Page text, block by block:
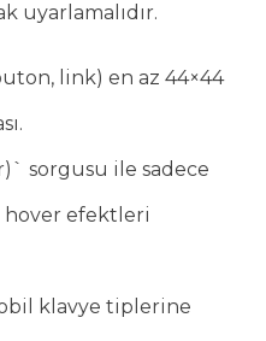
uyarlamalıdır.
link) en az 44×44
sorgusu ile sadece
hover efektleri
klavye tiplerine